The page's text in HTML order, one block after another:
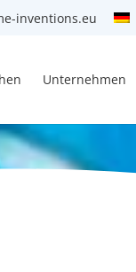
inventions.eu
Unternehmen